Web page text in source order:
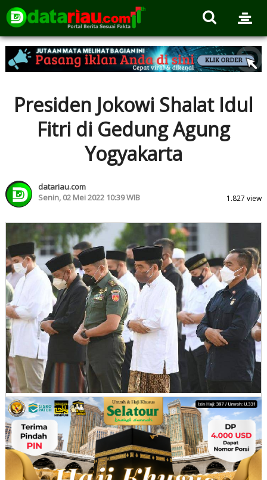
Presiden Jokowi Shalat Idul
Fitri di Gedung Agung
Yogyakarta
datariau.com
Senin, 02 Mei 2022 10:39 WIB
1.827 view